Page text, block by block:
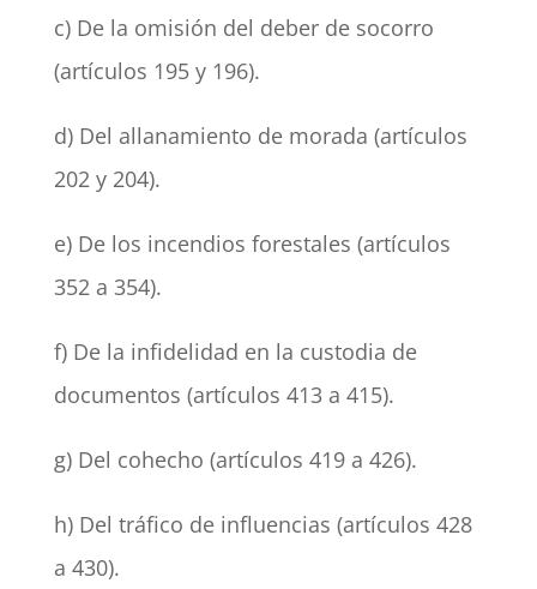
c) De la omisión del deber de socorro
(artículos 195 y 196).
d) Del allanamiento de morada (artículos
202 y 204).
e) De los incendios forestales (artículos
352 a 354).
f) De la infidelidad en la custodia de
documentos (artículos 413 a 415).
g) Del cohecho (artículos 419 a 426).
h) Del tráfico de influencias (artículos 428
a 430).